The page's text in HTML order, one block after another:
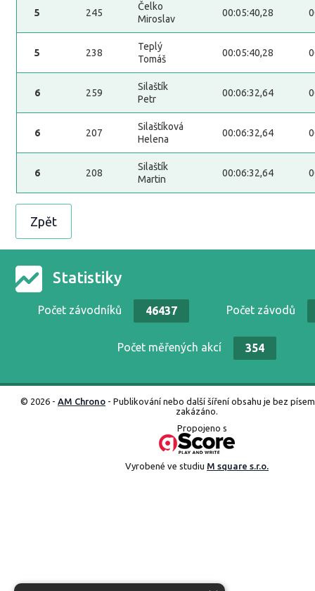
5 245
Čelko
Miroslav
00:05:40,28
5 238
Teplý
Tomáš
00:05:40,28
6 259
Silaštík
Petr
00:06:32,64
6 207
Silaštíková
Helena
00:06:32,64
6 208
Silaštík
Martin
00:06:32,64
Zpět
Statistiky
Počet závodníků 46437 Počet závodů
Počet měřených akcí 354
© 2026 - AM Chrono - Publikování nebo další šíření obsahu je bez
zakázáno.
Propojeno s
Vyrobené ve studiu M square s.r.o.